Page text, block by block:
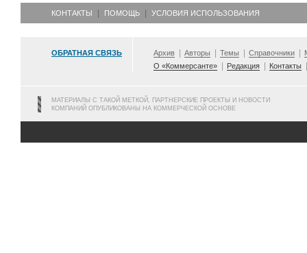
КОНТАКТЫ ПОМОЩЬ УСЛОВИЯ ИСПОЛЬЗОВАНИЯ
ОБРАТНАЯ СВЯЗЬ Архив Авторы Темы Справочники
О «Коммерсанте»
Редакция Контакты
МАТЕРИАЛЫ С ТАКОЙ МЕТКОЙ, ПАРТНЕРСКИЕ ПРОЕКТЫ И НОВОСТИ
КОМПАНИЙ ОПУБЛИКОВАНЫ НА КОММЕРЧЕСКОЙ ОСНОВЕ